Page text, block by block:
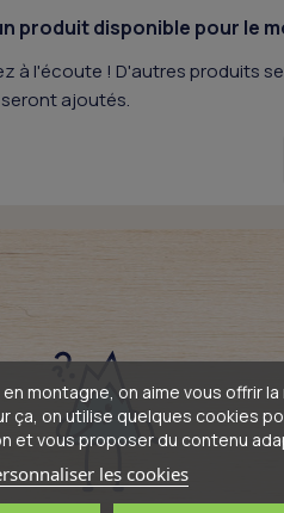
produit disponible pour le
à l'écoute ! D'autres produits
ajoutés.
montagne, on aime vous offrir la
ça, on utilise quelques cookies
et vous proposer du contenu
les cookies